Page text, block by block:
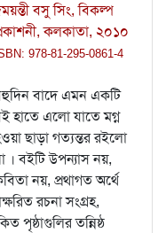
বসু সিং, বিকল্প
কলকাতা, ২০১০
978-81-295-0861-4
বাদে এমন একটি
হাতে এলো যাতে মগ্ন
ছাড়া গত্যন্তর রইলো
। বইটি উপন্যাস নয়,
নয়, প্রথাগত অর্থে
রচনা সংগ্রহ,
পৃষ্ঠাগুলির তন্নিষ্ঠ